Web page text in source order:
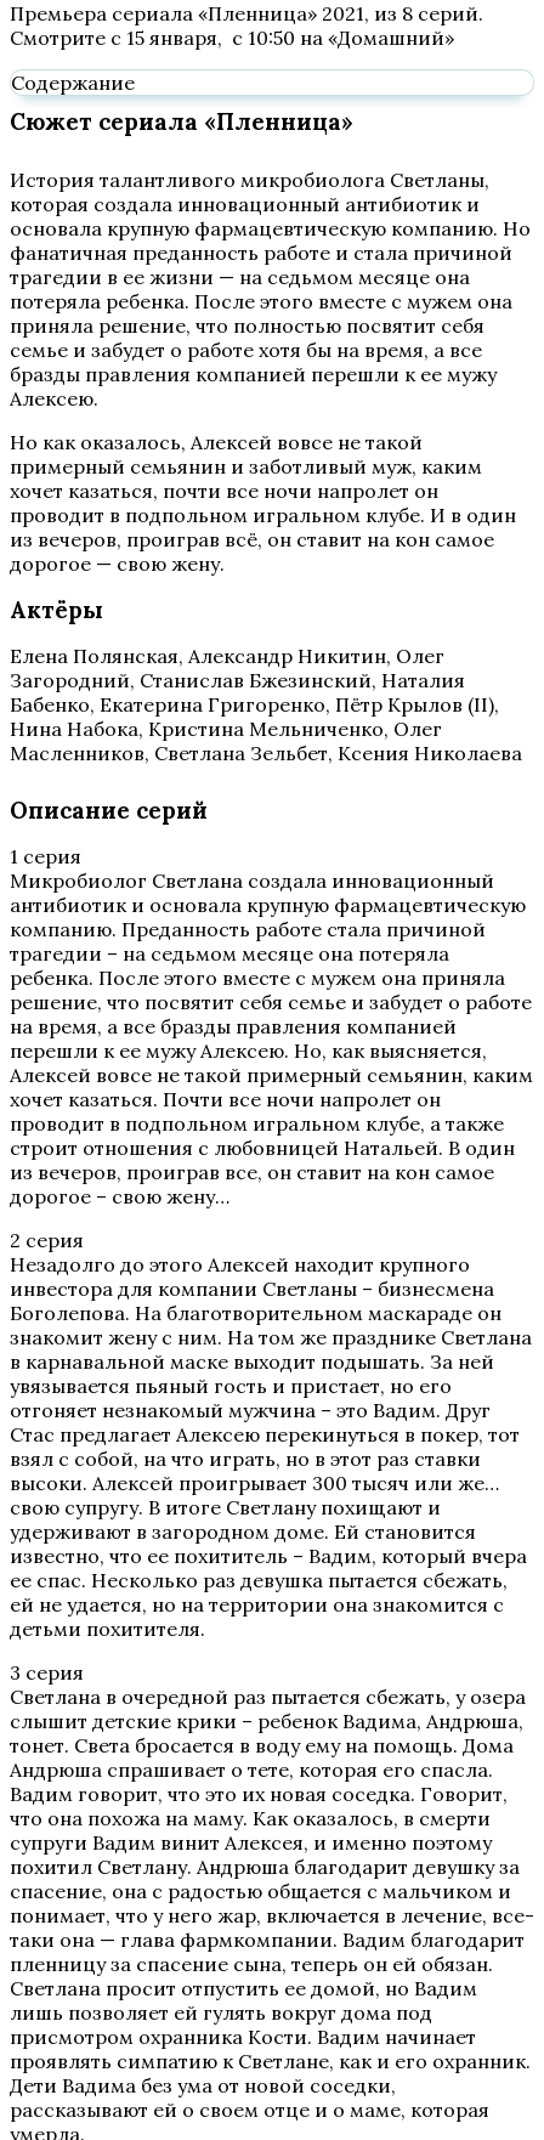
Премьера сериала «Пленница» 2021, из 8 серий.
Смотрите с 15 января, с 10:50 на «Домашний»
Содержание
Сюжет сериала «Пленница»
История талантливого микробиолога Светланы,
которая создала инновационный антибиотик и
основала крупную фармацевтическую компанию. Но
фанатичная преданность работе и стала причиной
трагедии в ее жизни — на седьмом месяце она
потеряла ребенка. После этого вместе с мужем она
приняла решение, что полностью посвятит себя
семье и забудет о работе хотя бы на время, а все
бразды правления компанией перешли к ее мужу
Алексею.
Но как оказалось, Алексей вовсе не такой
примерный семьянин и заботливый муж, каким
хочет казаться, почти все ночи напролет он
проводит в подпольном игральном клубе. И в один
из вечеров, проиграв всё, он ставит на кон самое
дорогое — свою жену.
Актёры
Елена Полянская, Александр Никитин, Олег
Загородний, Станислав Бжезинский, Наталия
Бабенко, Екатерина Григоренко, Пётр Крылов (II),
Нина Набока, Кристина Мельниченко, Олег
Масленников, Светлана Зельбет, Ксения Николаева
Описание серий
1 серия
Микробиолог Светлана создала инновационный
антибиотик и основала крупную фармацевтическую
компанию. Преданность работе стала причиной
трагедии – на седьмом месяце она потеряла
ребенка. После этого вместе с мужем она приняла
решение, что посвятит себя семье и забудет о работе
на время, а все бразды правления компанией
перешли к ее мужу Алексею. Но, как выясняется,
Алексей вовсе не такой примерный семьянин, каким
хочет казаться. Почти все ночи напролет он
проводит в подпольном игральном клубе, а также
строит отношения с любовницей Натальей. В один
из вечеров, проиграв все, он ставит на кон самое
дорогое – свою жену…
2 серия
Незадолго до этого Алексей находит крупного
инвестора для компании Светланы – бизнесмена
Боголепова. На благотворительном маскараде он
знакомит жену с ним. На том же празднике Светлана
в карнавальной маске выходит подышать. За ней
увязывается пьяный гость и пристает, но его
отгоняет незнакомый мужчина – это Вадим. Друг
Стас предлагает Алексею перекинуться в покер, тот
взял с собой, на что играть, но в этот раз ставки
высоки. Алексей проигрывает 300 тысяч или же…
свою супругу. В итоге Светлану похищают и
удерживают в загородном доме. Ей становится
известно, что ее похититель – Вадим, который вчера
ее спас. Несколько раз девушка пытается сбежать,
ей не удается, но на территории она знакомится с
детьми похитителя.
3 серия
Светлана в очередной раз пытается сбежать, у озера
слышит детские крики – ребенок Вадима, Андрюша,
тонет. Света бросается в воду ему на помощь. Дома
Андрюша спрашивает о тете, которая его спасла.
Вадим говорит, что это их новая соседка. Говорит,
что она похожа на маму. Как оказалось, в смерти
супруги Вадим винит Алексея, и именно поэтому
похитил Светлану. Андрюша благодарит девушку за
спасение, она с радостью общается с мальчиком и
понимает, что у него жар, включается в лечение, все-
таки она — глава фармкомпании. Вадим благодарит
пленницу за спасение сына, теперь он ей обязан.
Светлана просит отпустить ее домой, но Вадим
лишь позволяет ей гулять вокруг дома под
присмотром охранника Кости. Вадим начинает
проявлять симпатию к Светлане, как и его охранник.
Дети Вадима без ума от новой соседки,
рассказывают ей о своем отце и о маме, которая
умерла.